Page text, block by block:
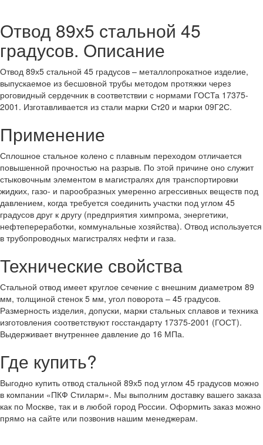
Отвод 89х5 стальной 45
градусов. Описание
Отвод 89х5 стальной 45 градусов – металлопрокатное изделие,
выпускаемое из бесшовной трубы методом протяжки через
роговидный сердечник в соответствии с нормами ГОСТа 17375-
2001. Изготавливается из стали марки Ст20 и марки 09Г2С.
Применение
Сплошное стальное колено с плавным переходом отличается
повышенной прочностью на разрыв. По этой причине оно служит
стыковочным элементом в магистралях для транспортировки
жидких, газо- и парообразных умеренно агрессивных веществ под
давлением, когда требуется соединить участки под углом 45
градусов друг к другу (предприятия химпрома, энергетики,
нефтепереработки, коммунальные хозяйства). Отвод используется
в трубопроводных магистралях нефти и газа.
Технические свойства
Стальной отвод имеет круглое сечение с внешним диаметром 89
мм, толщиной стенок 5 мм, угол поворота – 45 градусов.
Размерность изделия, допуски, марки стальных сплавов и техника
изготовления соответствуют госстандарту 17375-2001 (ГОСТ).
Выдерживает внутреннее давление до 16 МПа.
Где купить?
Выгодно купить отвод стальной 89х5 под углом 45 градусов можно
в компании «ПКФ Стиларм». Мы выполним доставку вашего заказа
как по Москве, так и в любой город России. Оформить заказ можно
прямо на сайте или позвонив нашим менеджерам.